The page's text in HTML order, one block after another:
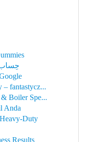
حِساب
– fantastycz...
Boiler Spe...
Anda
Duty
Results